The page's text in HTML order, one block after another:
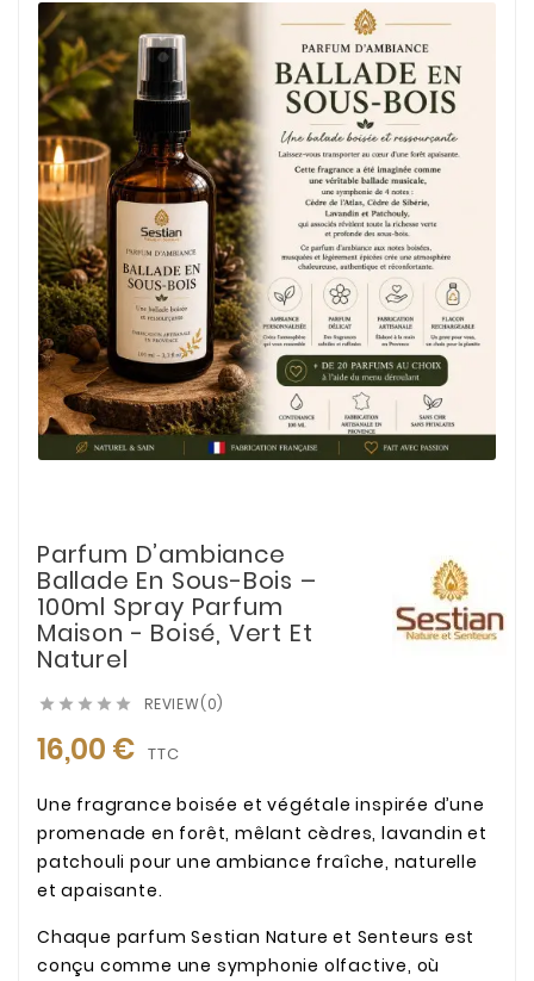
Parfum D’ambiance
Ballade En Sous-Bois –
100ml Spray Parfum
Maison - Boisé, Vert Et
Naturel
     REVIEW(0)
16,00 € TTC
Une fragrance boisée et végétale inspirée d’une
promenade en forêt, mêlant cèdres, lavandin et
patchouli pour une ambiance fraîche, naturelle
et apaisante.
Chaque parfum Sestian Nature et Senteurs est
conçu comme une symphonie olfactive, où